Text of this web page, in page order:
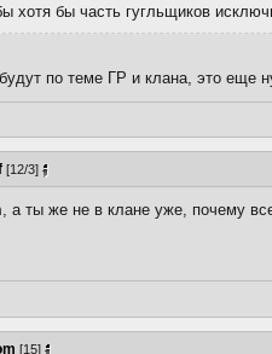
хотя бы часть гугльщиков
по теме ГР и клана, это еще
[12/3]
, а ты же не в клане уже, почему
[15]